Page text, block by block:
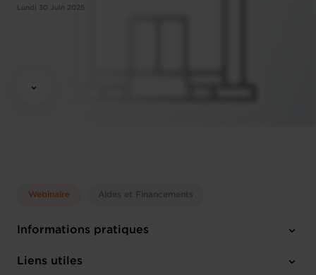
Lundi 30 Juin 2025
Webinaire Aides et Financements
Informations pratiques
Lundi 30 Juin 2025
Liens utiles